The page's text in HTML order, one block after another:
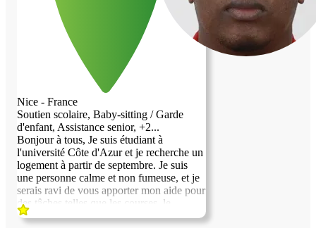
Nice - France
Soutien scolaire, Baby-sitting / Garde
d'enfant, Assistance senior, +2...
Bonjour à tous, Je suis étudiant à
l'université Côte d'Azur et je recherche un
logement à partir de septembre. Je suis
une personne calme et non fumeuse, et je
serais ravi de vous apporter mon aide pour
des tâches telles que les courses, le
ménage ou la garde d'enfants ( je suis un